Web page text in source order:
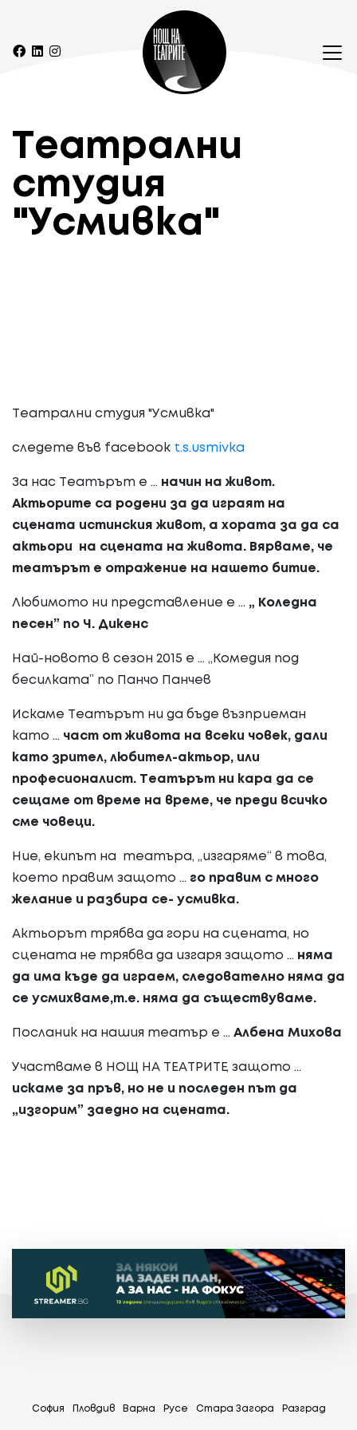
Театрални
студия
"Усмивка"
Театрални студия "Усмивка"
следете във facebook t.s.usmivka
За нас Театърът е ... начин на живот.
Актьорите са родени за да играят на
сцената истинския живот, а хората за да са
актьори на сцената на живота. Вярваме, че
театърът е отражение на нашето битие.
Любимото ни представление е ... „ Коледна
песен” по Ч. Дикенс
Най-новото в сезон 2015 е ...„Комедия под
бесилката” по Панчо Панчев
Искаме Театърът ни да бъде възприеман
като ... част от живота на всеки човек, дали
като зрител, любител-актьор, или
професионалист. Театърът ни кара да се
сещаме от време на време, че преди всичко
сме човеци.
Ние, екипът на театъра, „изгаряме“ в това,
което правим защото ... го правим с много
желание и разбира се- усмивка.
Актьорът трябва да гори на сцената, но
сцената не трябва да изгаря защото ... няма
да има къде да играем, следователно няма да
се усмихваме,т.е. няма да съществуваме.
Посланик на нашия театър е ...Албена Михова
Участваме в НОЩ НА ТЕАТРИТЕ, защото ...
искаме за пръв, но не и последен път да
„изгорим” заедно на сцената.
София Пловдив Варна Русе Стара Загора Разград